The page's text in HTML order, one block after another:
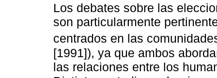
Los debates sobre las
son particularmente
centrados en las
[1991]), ya que ambos
las relaciones entre los